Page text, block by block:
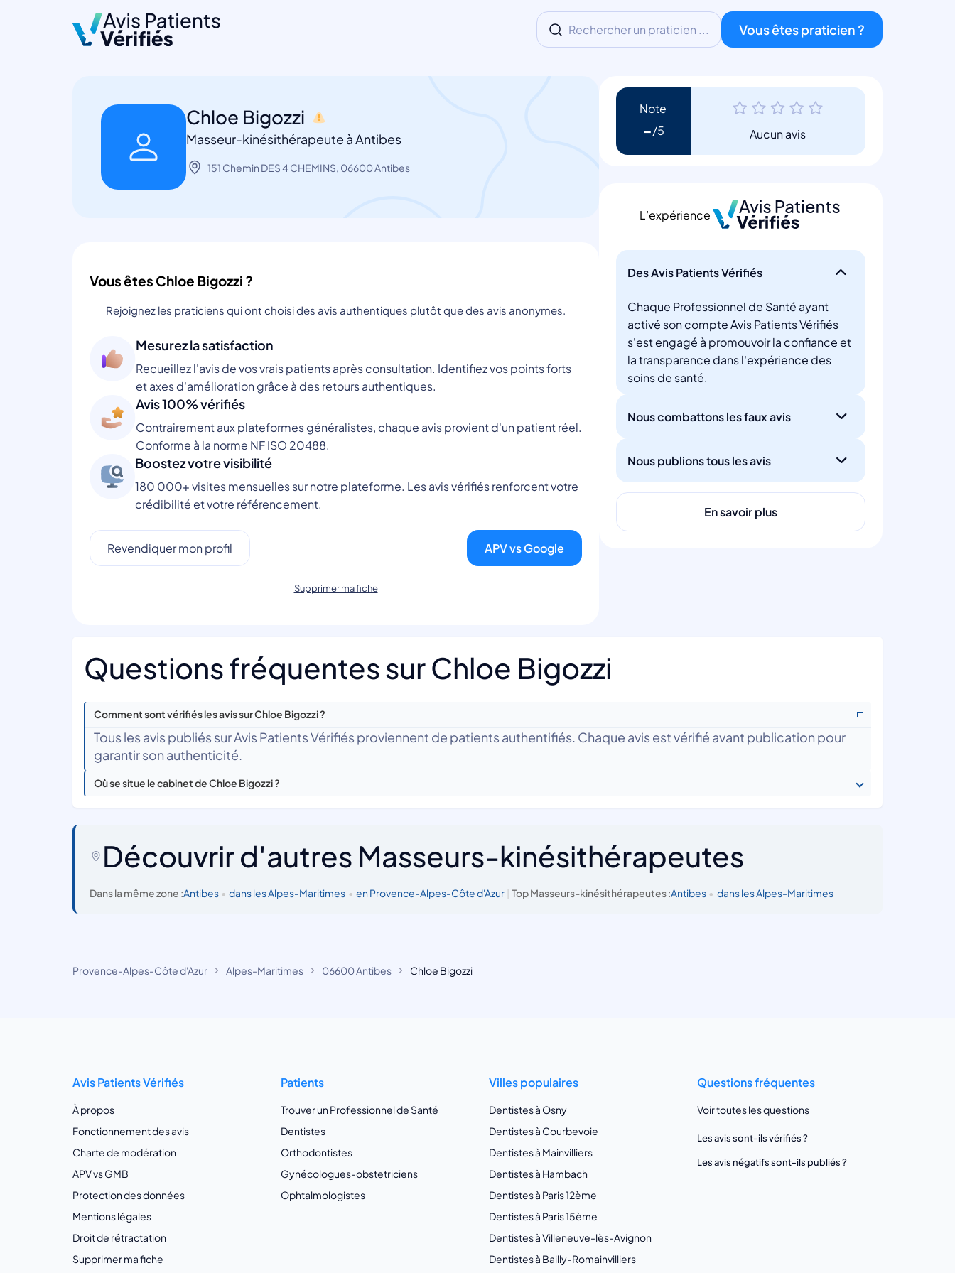
Rechercher un praticien ... Vous êtes praticien ?
Chloe Bigozzi
Masseur-kinésithérapeute à Antibes
151 Chemin DES 4 CHEMINS, 06600 Antibes
Vous êtes Chloe Bigozzi ?
Rejoignez les praticiens qui ont choisi des avis authentiques plutôt que des avis anonymes.
Mesurez la satisfaction
Recueillez l'avis de vos vrais patients après consultation. Identifiez vos points forts
et axes d'amélioration grâce à des retours authentiques.
Avis 100% vérifiés
Contrairement aux plateformes généralistes, chaque avis provient d'un patient réel.
Conforme à la norme NF ISO 20488.
Boostez votre visibilité
180 000+ visites mensuelles sur notre plateforme. Les avis vérifiés renforcent votre
crédibilité et votre référencement.
Revendiquer mon profil APV vs Google
Supprimer ma fiche
Note
- Aucun avis
L’expérience
Des Avis Patients Vérifiés
Chaque Professionnel de Santé ayant
activé son compte Avis Patients Vérifiés
s'est engagé à promouvoir la confiance et
la transparence dans l'expérience des
soins de santé.
Nous combattons les faux avis
Nous publions tous les avis
En savoir plus
Questions fréquentes sur Chloe Bigozzi
Comment sont vérifiés les avis sur Chloe Bigozzi ?
Tous les avis publiés sur Avis Patients Vérifiés proviennent de patients authentifiés. Chaque avis est vérifié avant publication pour
garantir son authenticité.
Où se situe le cabinet de Chloe Bigozzi ?
Découvrir d'autres Masseurs-kinésithérapeutes
Dans la même zone :Antibes • dans les Alpes-Maritimes • en Provence-Alpes-Côte d'Azur | Top Masseurs-kinésithérapeutes :Antibes • dans les Alpes-Maritimes
Provence-Alpes-Côte d'Azur Alpes-Maritimes 06600 Antibes Chloe Bigozzi
Avis Patients Vérifiés
À propos
Fonctionnement des avis
Charte de modération
APV vs GMB
Protection des données
Mentions légales
Droit de rétractation
Supprimer ma fiche
Patients
Trouver un Professionnel de Santé
Dentistes
Orthodontistes
Gynécologues-obstetriciens
Ophtalmologistes
Villes populaires
Dentistes à Osny
Dentistes à Courbevoie
Dentistes à Mainvilliers
Dentistes à Hambach
Dentistes à Paris 12ème
Dentistes à Paris 15ème
Dentistes à Villeneuve-lès-Avignon
Dentistes à Bailly-Romainvilliers
Questions fréquentes
Voir toutes les questions
Les avis sont-ils vérifiés ?
Les avis négatifs sont-ils publiés ?